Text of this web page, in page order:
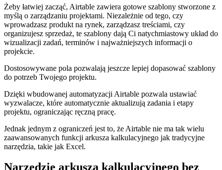
Żeby łatwiej zacząć, Airtable zawiera gotowe szablony stworzone z
myślą o zarządzaniu projektami. Niezależnie od tego, czy
wprowadzasz produkt na rynek, zarządzasz treściami, czy
organizujesz sprzedaż, te szablony dają Ci natychmiastowy układ do
wizualizacji zadań, terminów i najważniejszych informacji o
projekcie.
Dostosowywane pola pozwalają jeszcze lepiej dopasować szablony
do potrzeb Twojego projektu.
Dzięki wbudowanej automatyzacji Airtable pozwala ustawiać
wyzwalacze, które automatycznie aktualizują zadania i etapy
projektu, ograniczając ręczną pracę.
Jednak jednym z ograniczeń jest to, że Airtable nie ma tak wielu
zaawansowanych funkcji arkusza kalkulacyjnego jak tradycyjne
narzędzia, takie jak Excel.
Narzędzie arkusza kalkulacyjnego bez